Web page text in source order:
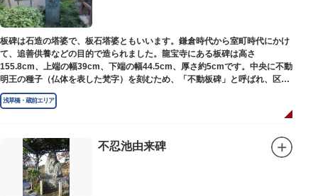
板碑は石造の塔婆で、板石塔婆ともいいます。鎌倉時代から室町時代にかけ
て、追善供養などの目的で造られました。龍宝寺にある板碑は高さ
155.8cm、上端の幅39cm、下端の幅44.5cm、厚さ約5cmです。中央に不動
明王の種子（仏体を表した梵字）を刻むため、「不動板碑」と呼ばれ、区内
現存の板碑を代表するもののひとつです。
浅草橋・蔵前エリア
不忍池由来碑